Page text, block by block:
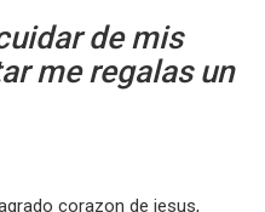
de mis
me regalas un